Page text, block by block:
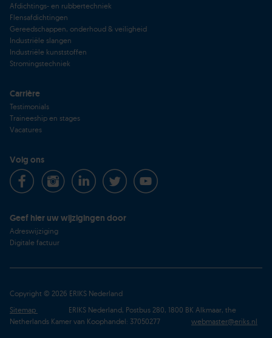
Afdichtings- en rubbertechniek
Flensafdichtingen
Gereedschappen, onderhoud & veiligheid
Industriële slangen
Industriële kunststoffen
Stromingstechniek
Carrière
Testimonials
Traineeship en stages
Vacatures
Volg ons
Geef hier uw wijzigingen door
Adreswijziging
Digitale factuur
Copyright © 2026 ERIKS Nederland
Sitemap
ERIKS Nederland, Postbus 280, 1800 BK Alkmaar, the
Netherlands Kamer van Koophandel: 37050277 webmaster@eriks.nl